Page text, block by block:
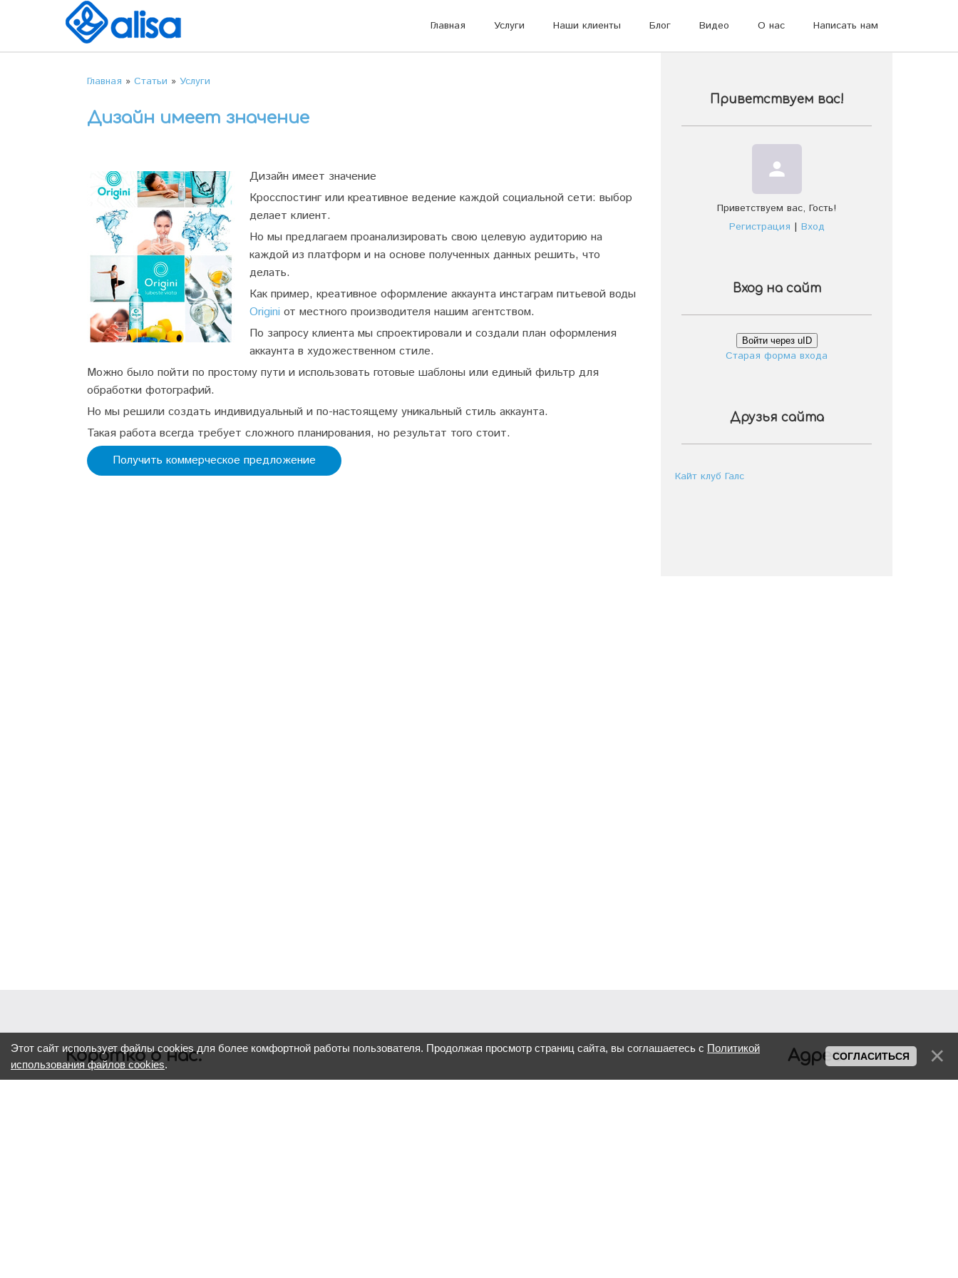
Главная Услуги Наши клиенты Блог Видео О нас Написать нам
Главная » Статьи » Услуги
Дизайн имеет значение
Дизайн имеет значение
Кросспостинг или креативное ведение каждой социальной сети: выбор
делает клиент.
Но мы предлагаем проанализировать свою целевую аудиторию на
каждой из платформ и на основе полученных данных решить, что
делать.
Как пример, креативное оформление аккаунта инстаграм питьевой воды
Origini от местного производителя нашим агентством.
По запросу клиента мы спроектировали и создали план оформления
аккаунта в художественном стиле.
Можно было пойти по простому пути и использовать готовые шаблоны или единый фильтр для
обработки фотографий.
Но мы решили создать индивидуальный и по-настоящему уникальный стиль аккаунта.
Такая работа всегда требует сложного планирования, но результат того стоит.
Получить коммерческое предложение
Приветствуем вас!
person
Приветствуем вас,Гость!
Регистрация | Вход
Вход на сайт
Войти через uID
Старая форма входа
Друзья сайта
Кайт клуб Галс
Коротко о нас: Адрес:
Этот сайт использует файлы cookies для более комфортной работы пользователя. Продолжая просмотр страниц сайта, вы соглашаетесь с Политикой
использования файлов cookies.
СОГЛАСИТЬСЯ